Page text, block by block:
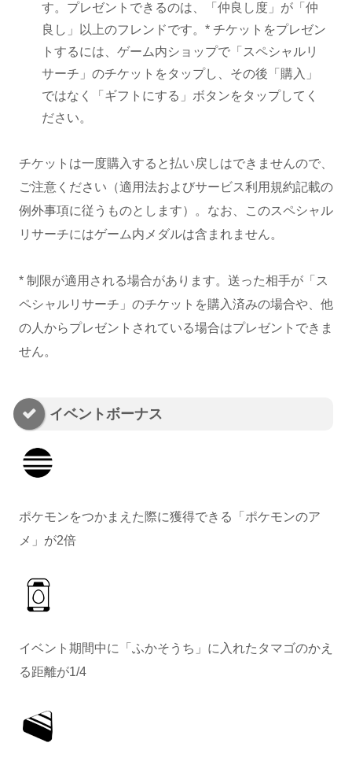
す。プレゼントできるのは、「仲良し度」が「仲
良し」以上のフレンドです。* チケットをプレゼン
トするには、ゲーム内ショップで「スペシャルリ
サーチ」のチケットをタップし、その後「購入」
ではなく「ギフトにする」ボタンをタップしてく
ださい。
チケットは一度購入すると払い戻しはできませんので、
ご注意ください（適用法およびサービス利用規約記載の
例外事項に従うものとします）。なお、このスペシャル
リサーチにはゲーム内メダルは含まれません。
* 制限が適用される場合があります。送った相手が「ス
ペシャルリサーチ」のチケットを購入済みの場合や、他
の人からプレゼントされている場合はプレゼントできま
せん。
イベントボーナス
ポケモンをつかまえた際に獲得できる「ポケモンのア
メ」が2倍
イベント期間中に「ふかそうち」に入れたタマゴのかえ
る距離が1/4